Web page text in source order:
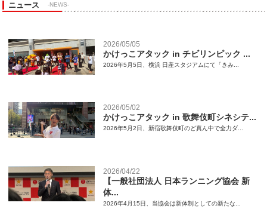
ニュース -NEWS-
2026/05/05
かけっこアタック in チビリンピック ...
2026年5月5日、横浜 日産スタジアムにて「きみ...
2026/05/02
かけっこアタック in 歌舞伎町シネシテ...
2026年5月2日、新宿歌舞伎町のど真ん中で全力ダ...
2026/04/22
【一般社団法人 日本ランニング協会 新
体...
2026年4月15日、当協会は新体制としての新たな...